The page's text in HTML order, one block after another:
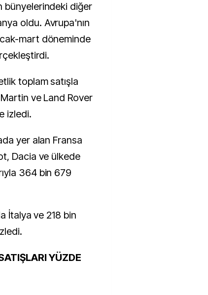
bünyelerindeki diğer
oldu. Avrupa'nın
mart döneminde
toplam satışla
ve Land Rover
izledi.
yer alan Fransa
Dacia ve ülkede
364 bin 679
İtalya ve 218 bin
YÜZDE